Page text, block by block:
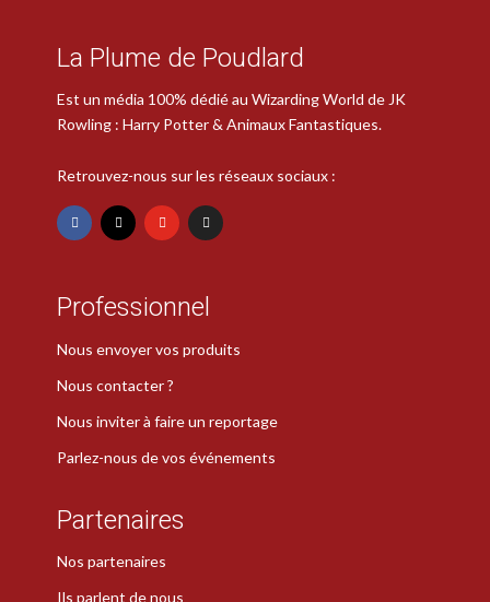
La Plume de Poudlard
Est un média 100% dédié au Wizarding World de JK
Rowling : Harry Potter & Animaux Fantastiques.
Retrouvez-nous sur les réseaux sociaux :
Professionnel
Nous envoyer vos produits
Nous contacter ?
Nous inviter à faire un reportage
Parlez-nous de vos événements
Partenaires
Nos partenaires
Ils parlent de nous